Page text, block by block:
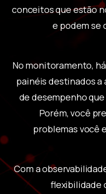
conceitos que estão
e podem se
No monitoramento,
painéis destinados
de desempenho
Porém, você
problemas você
Com a
flexibilidade